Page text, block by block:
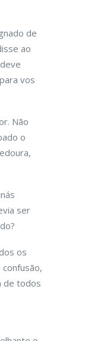
de
ao
vos
Não
o
ser
os
de todos